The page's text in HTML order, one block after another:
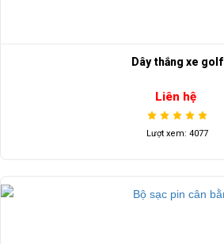
Dây thắng xe golf
Liên hệ
Lượt xem: 4077